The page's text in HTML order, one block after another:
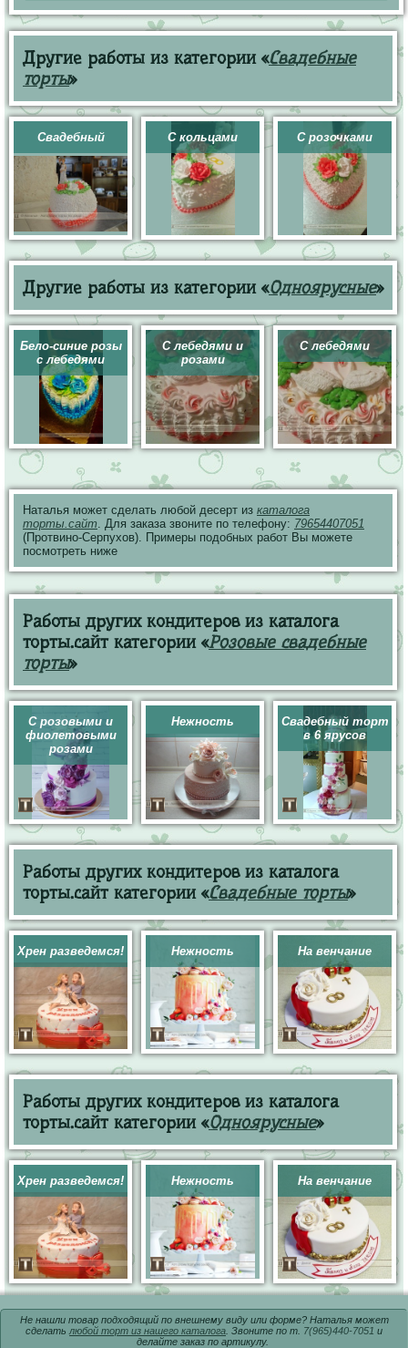
Другие работы из категории «Свадебные
торты»
Свадебный С кольцами С розочками
Другие работы из категории «Одноярусные»
Бело-синие розы
с лебедями
С лебедями и
розами
С лебедями
Наталья может сделать любой десерт из каталога
торты.сайт. Для заказа звоните по телефону: 79654407051
(Протвино-Серпухов). Примеры подобных работ Вы можете
посмотреть ниже
Работы других кондитеров из каталога
торты.сайт категории «Розовые свадебные
торты»
С розовыми и
фиолетовыми
розами
Нежность
Свадебный торт
в 6 ярусов
Работы других кондитеров из каталога
торты.сайт категории «Свадебные торты»
Хрен разведемся! Нежность На венчание
Работы других кондитеров из каталога
торты.сайт категории «Одноярусные»
Хрен разведемся! Нежность На венчание
Не нашли товар подходящий по внешнему виду или форме? Наталья может
сделать любой торт из нашего каталога . Звоните по т. 7(965)440-7051 и
делайте заказ по артикулу.